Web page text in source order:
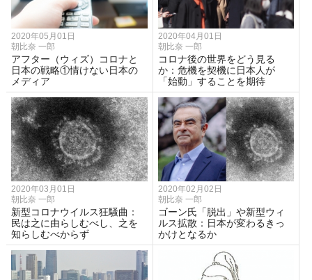
2020年05月01日
朝比奈 一郎
アフター（ウィズ）コロナと
日本の戦略①情けない日本の
メディア
2020年04月01日
朝比奈 一郎
コロナ後の世界をどう見る
か：危機を契機に日本人が
「始動」することを期待
2020年03月01日
朝比奈 一郎
新型コロナウイルス狂騒曲：
民は之に由らしむべし、之を
知らしむべからず
2020年02月02日
朝比奈 一郎
ゴーン氏「脱出」や新型ウィ
ルス拡散：日本が変わるきっ
かけとなるか